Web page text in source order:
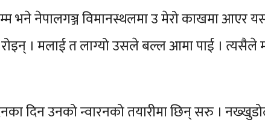
भने नेपालगञ्ज विमानस्थलमा उ मेरो काखमा आएर
। मलाई त लाग्यो उसले बल्ल आमा पाई । त्यसैले
दिन उनको न्वारनको तयारीमा छिन् सरु ।